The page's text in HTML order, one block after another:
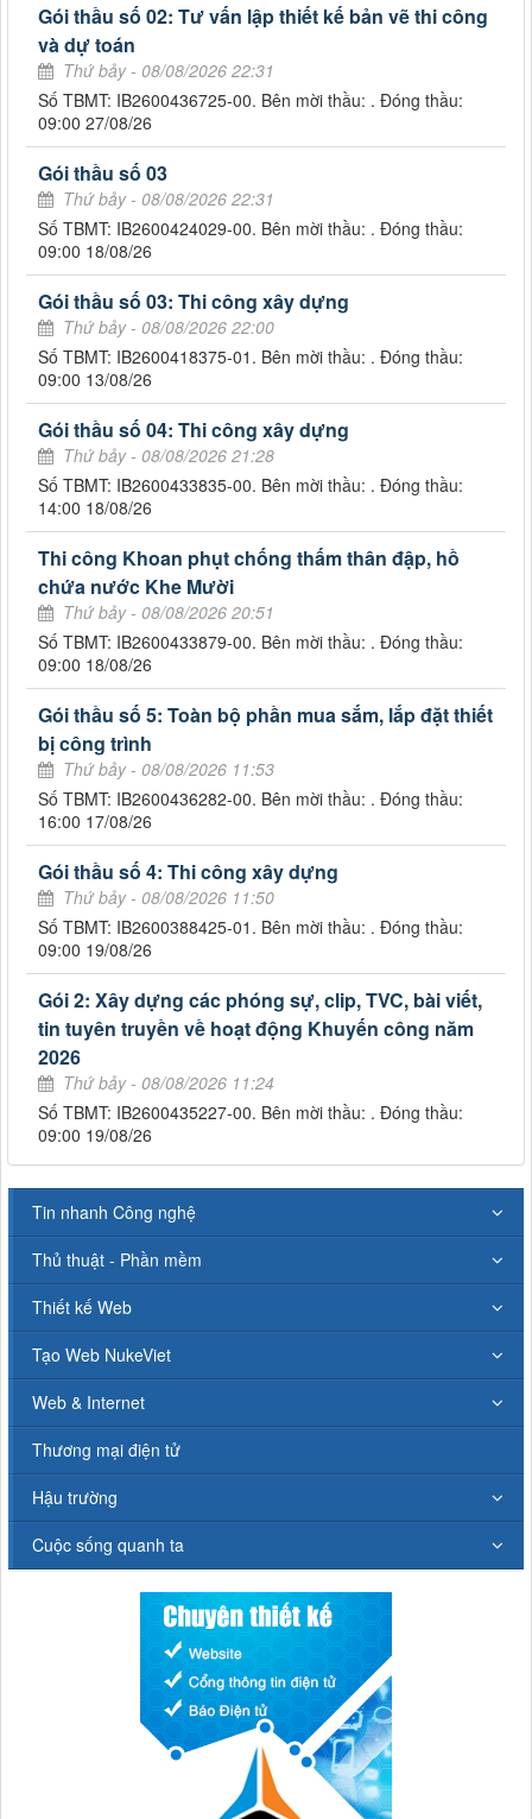
Gói thầu số 02: Tư vấn lập thiết kế bản vẽ thi công
và dự toán
Thứ bảy - 08/08/2026 22:31
Số TBMT: IB2600436725-00. Bên mời thầu: . Đóng thầu:
09:00 27/08/26
Gói thầu số 03
Thứ bảy - 08/08/2026 22:31
Số TBMT: IB2600424029-00. Bên mời thầu: . Đóng thầu:
09:00 18/08/26
Gói thầu số 03: Thi công xây dựng
Thứ bảy - 08/08/2026 22:00
Số TBMT: IB2600418375-01. Bên mời thầu: . Đóng thầu:
09:00 13/08/26
Gói thầu số 04: Thi công xây dựng
Thứ bảy - 08/08/2026 21:28
Số TBMT: IB2600433835-00. Bên mời thầu: . Đóng thầu:
14:00 18/08/26
Thi công Khoan phụt chống thấm thân đập, hồ
chứa nước Khe Mười
Thứ bảy - 08/08/2026 20:51
Số TBMT: IB2600433879-00. Bên mời thầu: . Đóng thầu:
09:00 18/08/26
Gói thầu số 5: Toàn bộ phần mua sắm, lắp đặt thiết
bị công trình
Thứ bảy - 08/08/2026 11:53
Số TBMT: IB2600436282-00. Bên mời thầu: . Đóng thầu:
16:00 17/08/26
Gói thầu số 4: Thi công xây dựng
Thứ bảy - 08/08/2026 11:50
Số TBMT: IB2600388425-01. Bên mời thầu: . Đóng thầu:
09:00 19/08/26
Gói 2: Xây dựng các phóng sự, clip, TVC, bài viết,
tin tuyên truyền về hoạt động Khuyến công năm
2026
Thứ bảy - 08/08/2026 11:24
Số TBMT: IB2600435227-00. Bên mời thầu: . Đóng thầu:
09:00 19/08/26
Tin nhanh Công nghệ
Thủ thuật - Phần mềm
Thiết kế Web
Tạo Web NukeViet
Web & Internet
Thương mại điện tử
Hậu trường
Cuộc sống quanh ta